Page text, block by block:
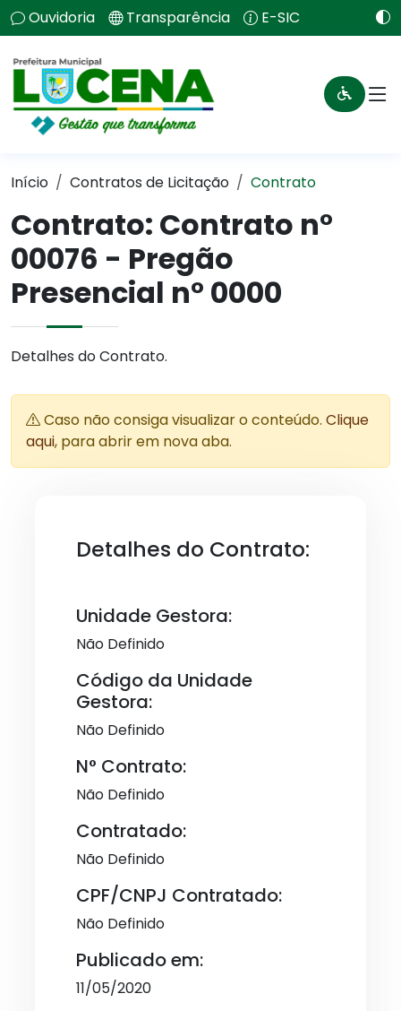
Ouvidoria Transparência E-SIC
Início Contratos de Licitação Contrato
Contrato: Contrato n°
00076 - Pregão
Presencial n° 0000
Detalhes do Contrato.
Caso não consiga visualizar o conteúdo. Clique
aqui, para abrir em nova aba.
Detalhes do Contrato:
Unidade Gestora:
Não Definido
Código da Unidade
Gestora:
Não Definido
N° Contrato:
Não Definido
Contratado:
Não Definido
CPF/CNPJ Contratado:
Não Definido
Publicado em:
11/05/2020